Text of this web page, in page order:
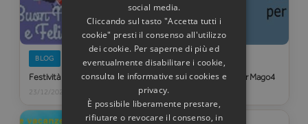
BLOG
Festività Natalizie
23/12/2022
Disponibile MyB2B per Mago4
23/09/2022
social media.
Cliccando sul tasto "Accetta tutti i
cookie" presti il consenso all'utilizzo
dei cookie. Per saperne di più ed
eventualmente disabilitare i cookie,
consulta le informative sui cookies e
privacy.
È possibile liberamente prestare,
rifiutare o revocare il consenso, in